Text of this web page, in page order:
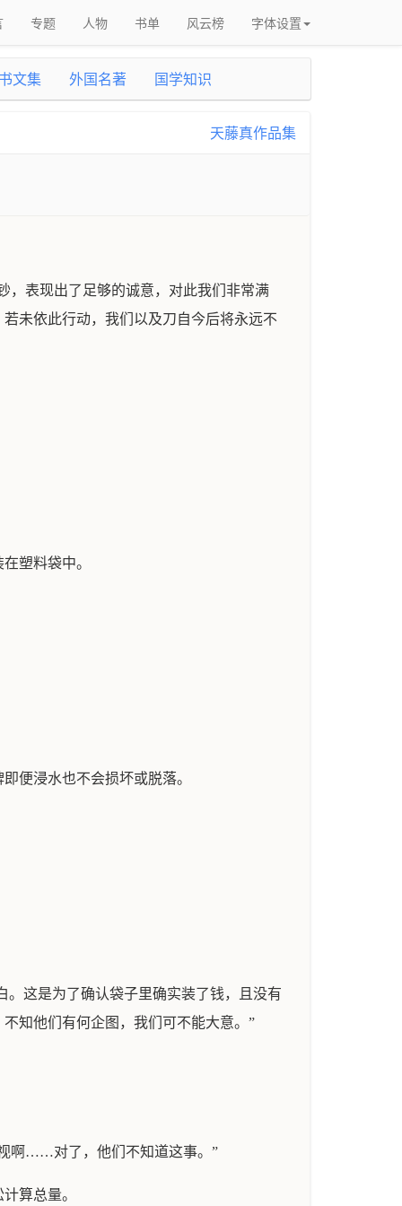
专题 人物 书单 风云榜 字体设置
文集 外国名著 国学知识
天藤真作品集
，表现出了足够的诚意，对此我们非常满
未依此行动，我们以及刀自今后将永远不
塑料袋中。
便浸水也不会损坏或脱落。
。这是为了确认袋子里确实装了钱，且没有
知他们有何企图，我们可不能大意。”
啊……对了，他们不知道这事。”
算总量。